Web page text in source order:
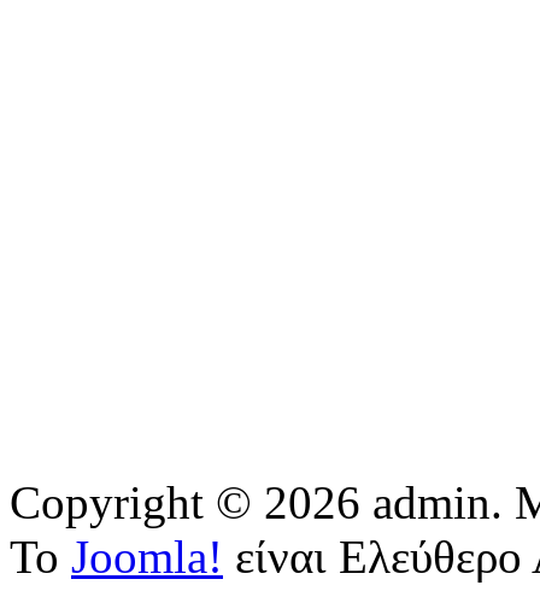
Copyright © 2026 admin.
Το Joomla! είναι